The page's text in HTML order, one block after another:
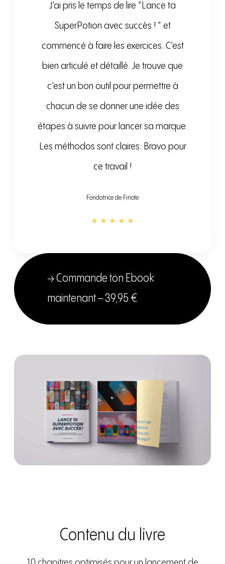
J’ai pris le temps de lire “Lance ta
SuperPotion avec succès ! ” et
commencé à faire les exercices. C’est
bien articulé et détaillé. Je trouve que
c’est un bon outil pour permettre à
chacun de se donner une idée des
étapes à suivre pour lancer sa marque.
Les méthodos sont claires. Bravo pour
ce travail !
Fondatrice de Finote
→ Commande ton Ebook
maintenant – 39,95 €
Contenu du livre